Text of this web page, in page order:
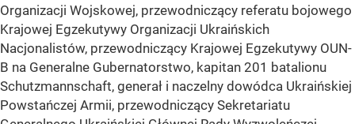
Organizacji Wojskowej, przewodniczący referatu bojowego
Krajowej Egzekutywy Organizacji Ukraińskich
Nacjonalistów, przewodniczący Krajowej Egzekutywy OUN-
B na Generalne Gubernatorstwo, kapitan 201 batalionu
Schutzmannschaft, generał i naczelny dowódca Ukraińskiej
Powstańczej Armii, przewodniczący Sekretariatu